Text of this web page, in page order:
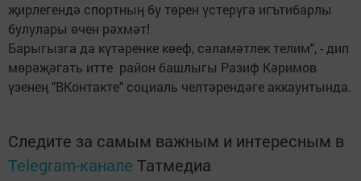
җирлегендә спортның бу төрен үстерүгә игътибарлы
булулары өчен рәхмәт!
Барыгызга да күтәренке көеф, сәламәтлек телим", - дип
мөрәҗәгать итте район башлыгы Разиф Кәримов
үзенең "ВКонтакте" социаль челтәрендәге аккаунтында.
Следите за самым важным и интересным в
Telegram-канале Татмедиа